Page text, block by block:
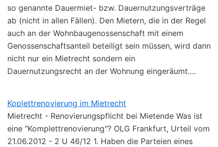
so genannte Dauermiet- bzw. Dauernutzungsverträge
ab (nicht in allen Fällen). Den Mietern, die in der Regel
auch an der Wohnbaugenossenschaft mit einem
Genossenschaftsanteil beteiligt sein müssen, wird dann
nicht nur ein Mietrecht sondern ein
Dauernutzungsrecht an der Wohnung eingeräumt.…
Koplettrenovierung im Mietrecht
Mietrecht - Renovierungspflicht bei Mietende Was ist
eine "Komplettrenovierung"? OLG Frankfurt, Urteil vom
21.06.2012 - 2 U 46/12 1. Haben die Parteien eines